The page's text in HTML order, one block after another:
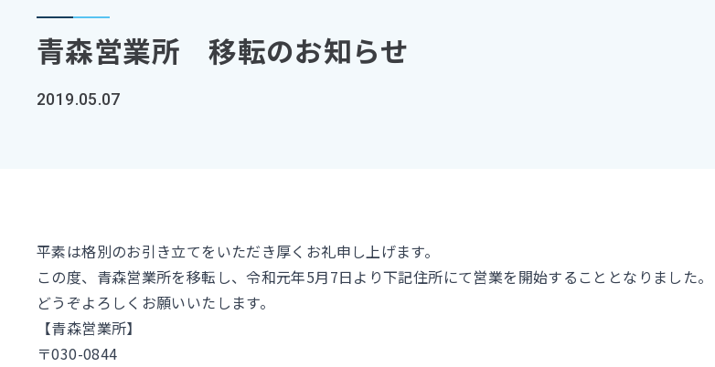
青森営業所 移転のお知らせ
2019.05.07
平素は格別のお引き立てをいただき厚くお礼申し上げます。
この度、青森営業所を移転し、令和元年5月7日より下記住所にて営業を開始することとなりました。
どうぞよろしくお願いいたします。
【青森営業所】
〒030-0844